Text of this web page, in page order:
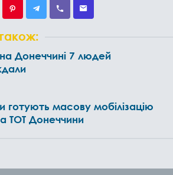
Донеччині 7 людей
готують масову мобілізацію
ТОТ Донеччини